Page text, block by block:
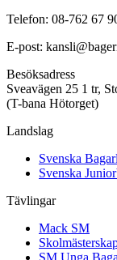
Telefon: 08-762 67
E-post:
Besöksadress
Sveavägen 25 1 tr,
(T-bana Hötorget)
Landslag
Svenska
Svenska
Tävlingar
Mack SM